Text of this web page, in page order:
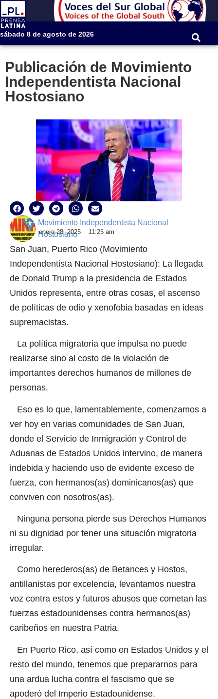
sábado 8 de agosto de 2026
Publicación de Movimiento
Independentista Nacional
Hostosiano
Movimiento Independentista Nacional
Hostosiano
enero 28, 2025 11:25 am
San Juan, Puerto Rico (Movimiento
Independentista Nacional Hostosiano): La llegada
de Donald Trump a la presidencia de Estados
Unidos representa, entre otras cosas, el ascenso
de políticas de odio y xenofobia basadas en ideas
supremacistas.
La política migratoria que impulsa no puede
realizarse sino al costo de la violación de
importantes derechos humanos de millones de
personas.
Eso es lo que, lamentablemente, comenzamos a
ver hoy en varias comunidades de San Juan,
donde el Servicio de Inmigración y Control de
Aduanas de Estados Unidos intervino, de manera
indebida y haciendo uso de evidente exceso de
fuerza, con hermanos(as) dominicanos(as) que
conviven con nosotros(as).
Ninguna persona pierde sus Derechos Humanos
ni su dignidad por tener una situación migratoria
irregular.
Como herederos(as) de Betances y Hostos,
antillanistas por excelencia, levantamos nuestra
voz contra estos y futuros abusos que cometan las
fuerzas estadounidenses contra hermanos(as)
caribeños en nuestra Patria.
En Puerto Rico, así como en Estados Unidos y el
resto del mundo, tenemos que prepararnos para
una ardua lucha contra el fascismo que se
apoderó del Imperio Estadounidense.